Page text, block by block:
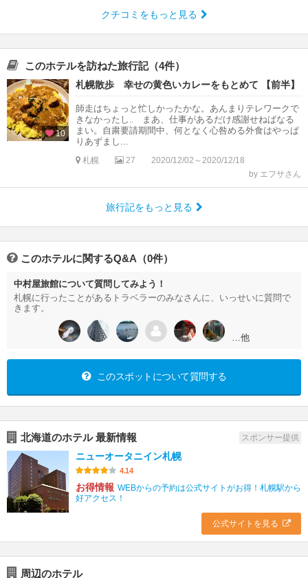
クチコミをもっと見る
このホテルを訪ねた旅行記（4件）
10
札幌散歩 幸せの黄色いカレーをもとめて 【前半】
師走はちょっと忙しかったかな。あんまりテレワークで
きなかったし‥ まあ、仕事があるだけ感謝せねばなる
まい。自粛要請期間中、何となく心咎める外食はやっぱ
りあずまし...
札幌 27
2020/12/02～2020/12/18
by エフサさん
旅行記をもっと見る
このホテルに関するQ&A（0件）
中村屋旅館について質問してみよう！
札幌に行ったことがあるトラベラーのみなさんに、いっせいに質問で
きます。
…他
このスポットについて質問する
北海道のホテル 最新情報 スポンサー提供
ニューオータニイン札幌
4.14
お得情報 WEBからの予約は公式サイトがお得！札幌駅から
好アクセス！
公式サイトを見る
周辺のホテル